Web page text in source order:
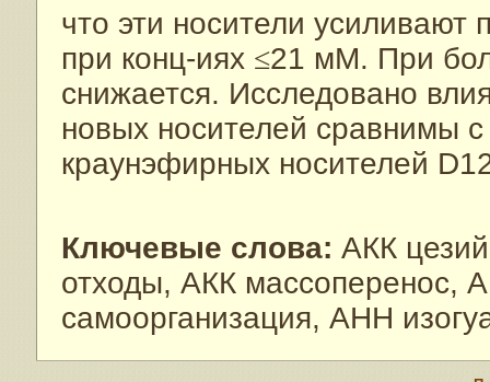
что эти носители усиливают
при конц-иях ≤21 мМ. При
снижается. Исследовано
новых носителей сравнимы
краунэфирных носителей
Ключевые слова: АКК
отходы, АКК массоперенос,
самоорганизация, АНН